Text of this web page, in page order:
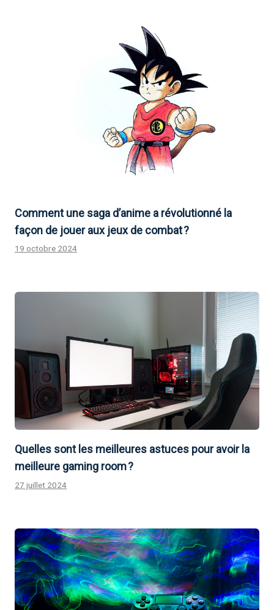
Comment une saga d’anime a révolutionné la
façon de jouer aux jeux de combat ?
19 octobre 2024
Quelles sont les meilleures astuces pour avoir la
meilleure gaming room ?
27 juillet 2024